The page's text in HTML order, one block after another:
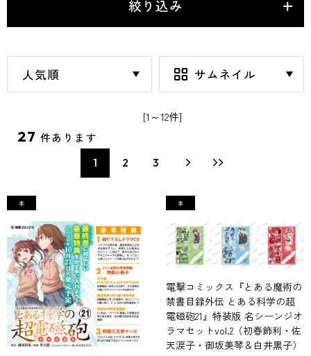
絞り込み
[1～12件]
27 件あります
1 2 3
電撃コミックス『とある魔術の
禁書目録外伝 とある科学の超
電磁砲21』特装版 名シーンジオ
ラマセットvol.2（初春飾利・佐
天涙子・御坂美琴＆白井黒子）